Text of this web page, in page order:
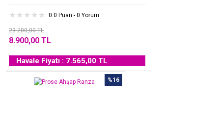
0.0 Puan - 0 Yorum
23.200,00 TL
8.900,00 TL
Havale Fiyatı : 7.565,00 TL
%16